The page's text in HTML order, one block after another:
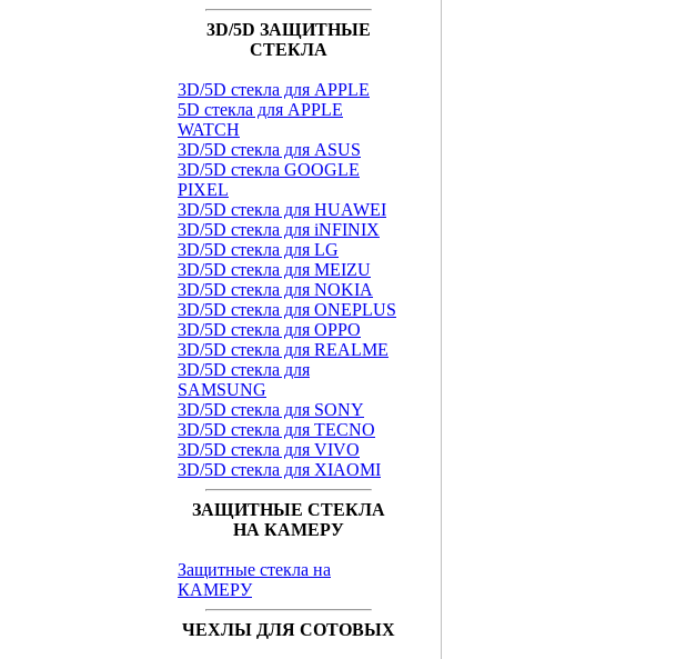
3D/5D ЗАЩИТНЫЕ
СТЕКЛА
3D/5D стекла для APPLE
5D стекла для APPLE
WATCH
3D/5D стекла для ASUS
3D/5D стекла GOOGLE
PIXEL
3D/5D стекла для HUAWEI
3D/5D стекла для iNFINIX
3D/5D стекла для LG
3D/5D стекла для MEIZU
3D/5D стекла для NOKIA
3D/5D стекла для ONEPLUS
3D/5D стекла для OPPO
3D/5D стекла для REALME
3D/5D стекла для
SAMSUNG
3D/5D стекла для SONY
3D/5D стекла для TECNO
3D/5D стекла для VIVO
3D/5D стекла для XIAOMI
ЗАЩИТНЫЕ СТЕКЛА
НА КАМЕРУ
Защитные стекла на
КАМЕРУ
ЧЕХЛЫ ДЛЯ СОТОВЫХ